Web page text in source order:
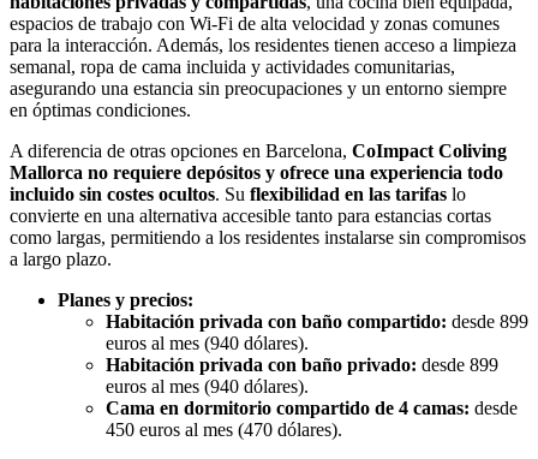
espacios de trabajo con Wi-Fi de alta velocidad y zonas comunes
para la interacción. Además, los residentes tienen acceso a limpieza
semanal, ropa de cama incluida y actividades comunitarias,
asegurando una estancia sin preocupaciones y un entorno siempre
en óptimas condiciones.
A diferencia de otras opciones en Barcelona, CoImpact Coliving
Mallorca no requiere depósitos y ofrece una experiencia todo
incluido sin costes ocultos. Su flexibilidad en las tarifas lo
convierte en una alternativa accesible tanto para estancias cortas
como largas, permitiendo a los residentes instalarse sin compromisos
a largo plazo.
Planes y precios:
Habitación privada con baño compartido: desde 899
euros al mes (940 dólares).
Habitación privada con baño privado: desde 899
euros al mes (940 dólares).
Cama en dormitorio compartido de 4 camas: desde
450 euros al mes (470 dólares).